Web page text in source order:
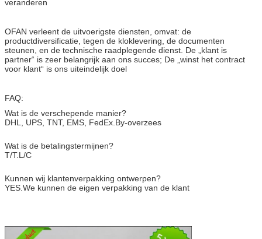
veranderen
OFAN verleent de uitvoerigste diensten, omvat: de
productdiversificatie, tegen de kloklevering, de documenten
steunen, en de technische raadplegende dienst. De „klant is
partner“ is zeer belangrijk aan ons succes; De „winst het contract
voor klant“ is ons uiteindelijk doel
FAQ:
Wat is de verschepende manier?
DHL, UPS, TNT, EMS, FedEx.By-overzees
Wat is de betalingstermijnen?
T/T.L/C
Kunnen wij klantenverpakking ontwerpen?
YES.We kunnen de eigen verpakking van de klant